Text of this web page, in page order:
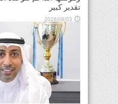
تقدير كبير
2026/08/03